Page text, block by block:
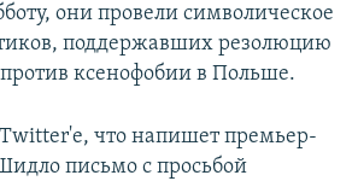
они провели символическое
поддержавших резолюцию
ксенофобии в Польше.
что напишет премьер-
письмо с просьбой